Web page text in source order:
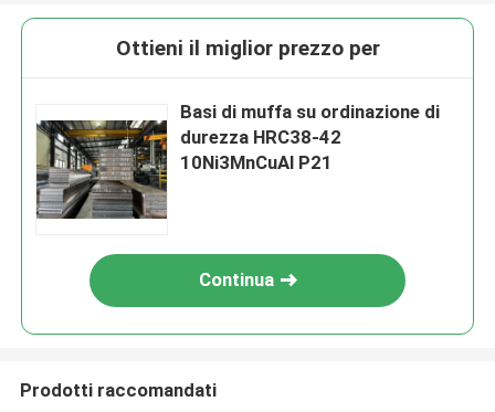
Ottieni il miglior prezzo per
Basi di muffa su ordinazione di
durezza HRC38-42
10Ni3MnCuAl P21
Continua
Prodotti raccomandati